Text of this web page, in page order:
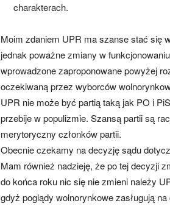
charakterach.
Moim zdaniem UPR ma szanse stać się
jednak poważne zmiany w
wprowadzone zaproponowane powyżej
oczekiwaną przez wyborców
UPR nie może być partią taką jak PO i
przebije w populizmie. Szansą partii są
merytoryczny członków partii.
Obecnie czekamy na decyzję sądu
Mam również nadzieję, że po tej decyzji
do końca roku nic się nie zmieni należy
gdyż poglądy wolnorynkowe zasługują